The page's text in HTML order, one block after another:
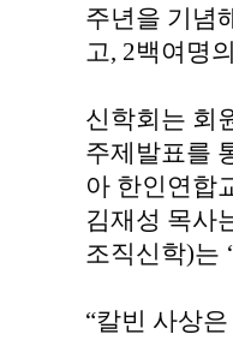
주년을 기념
고, 2백여명
신학회는 회
주제발표를
아 한인연합
김재성 목사
조직신학)는
“칼빈 사상